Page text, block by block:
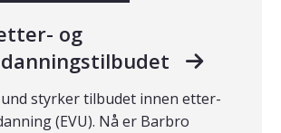
og
styrker tilbudet innen etter-
(EVU). Nå er Barbro